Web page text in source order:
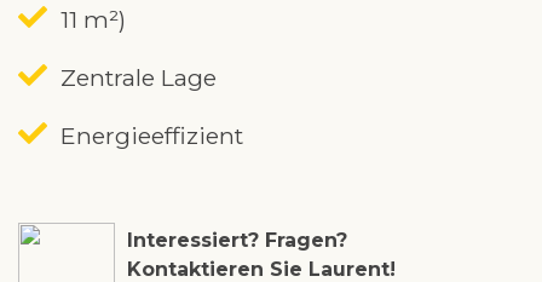
11 m²)
Zentrale Lage
Energieeffizient
Interessiert? Fragen?
Kontaktieren Sie Laurent!